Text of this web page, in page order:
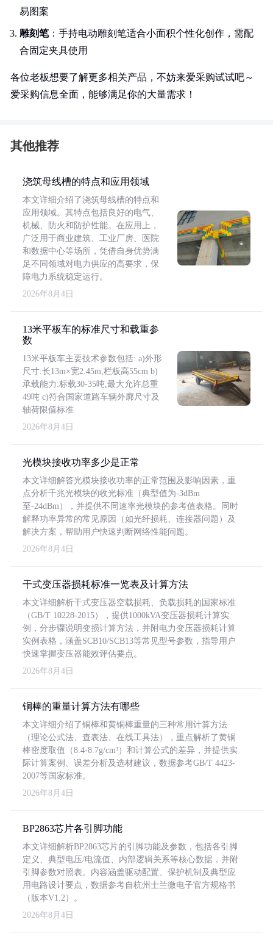
易图案
雕刻笔：手持电动雕刻笔适合小面积个性化创作，需配
合固定夹具使用
各位老板想要了解更多相关产品，不妨来爱采购试试吧～
爱采购信息全面，能够满足你的大量需求！
其他推荐
浇筑母线槽的特点和应用领域
本文详细介绍了浇筑母线槽的特点和
应用领域。其特点包括良好的电气、
机械、防火和防护性能。在应用上，
广泛用于商业建筑、工业厂房、医院
和数据中心等场所，凭借自身优势满
足不同领域对电力供应的高要求，保
障电力系统稳定运行。
2026年8月4日
13米平板车的标准尺寸和载重参
数
13米平板车主要技术参数包括: a)外形
尺寸:长13m×宽2.45m,栏板高55cm b)
承载能力:标载30-35吨,最大允许总重
49吨 c)符合国家道路车辆外廓尺寸及
轴荷限值标准
2026年8月4日
光模块接收功率多少是正常
本文详细解答光模块接收功率的正常范围及影响因素，重
点分析千兆光模块的收光标准（典型值为-3dBm
至-24dBm），并提供不同速率光模块的参考值表格。同时
解释功率异常的常见原因（如光纤损耗、连接器问题）及
解决方案，帮助用户快速判断网络性能问题。
2026年8月4日
干式变压器损耗标准一览表及计算方法
本文详细解析干式变压器空载损耗、负载损耗的国家标准
（GB/T 10228-2015），提供1000kVA变压器损耗计算实
例，分步骤说明变损计算方法，并附电力变压器损耗计算
实例表格，涵盖SCB10/SCB13等常见型号参数，指导用户
快速掌握变压器能效评估要点。
2026年8月4日
铜棒的重量计算方法有哪些
本文详细介绍了铜棒和黄铜棒重量的三种常用计算方法
（理论公式法、查表法、在线工具法），重点解析了黄铜
棒密度取值（8.4-8.7g/cm³）和计算公式的差异，并提供实
际计算案例、误差分析及选材建议，数据参考GB/T 4423-
2007等国家标准。
2026年8月4日
BP2863芯片各引脚功能
本文详细解析BP2863芯片的引脚功能及参数，包括各引脚
定义、典型电压/电流值、内部逻辑关系等核心数据，并附
引脚参数对照表。内容涵盖驱动配置、保护机制及典型应
用电路设计要点，数据参考自杭州士兰微电子官方规格书
（版本V1.2）。
2026年8月4日